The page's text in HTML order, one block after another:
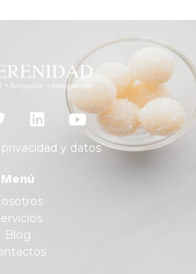
y datos
Menú
Blog